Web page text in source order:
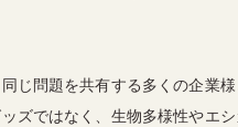
じ問題を共有する多くの企業
ズではなく、生物多様性やエ